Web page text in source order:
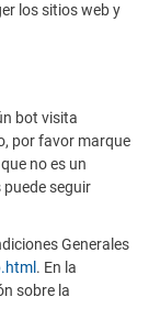
los sitios web y
bot visita
por favor marque
no es un
seguir
Generales
. En la
sobre la